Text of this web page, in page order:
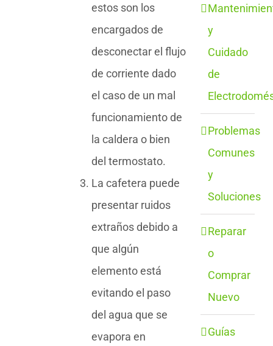
estos son los
encargados de
desconectar el flujo
de corriente dado
el caso de un mal
funcionamiento de
la caldera o bien
del termostato.
La cafetera puede
presentar ruidos
extraños debido a
que algún
elemento está
evitando el paso
del agua que se
evapora en
y
Cuidado
de
Problemas
Comunes
y
Soluciones
Reparar
o
Comprar
Nuevo
Guías